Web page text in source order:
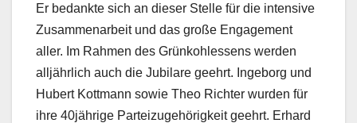
Er bedankte sich an dieser Stelle für die intensive
Zusammenarbeit und das große Engagement
aller. Im Rahmen des Grünkohlessens werden
alljährlich auch die Jubilare geehrt. Ingeborg und
Hubert Kottmann sowie Theo Richter wurden für
ihre 40jährige Parteizugehörigkeit geehrt. Erhard